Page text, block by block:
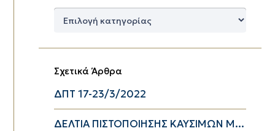
Δημοφιλείς
Σχετικά Άρθρα
ΔΠΤ 17-23/3/2022
ΔΕΛΤΙΑ ΠΙΣΤΟΠΟΙΗΣΗΣ ΚΑΥΣΙΜΩΝ Μ...